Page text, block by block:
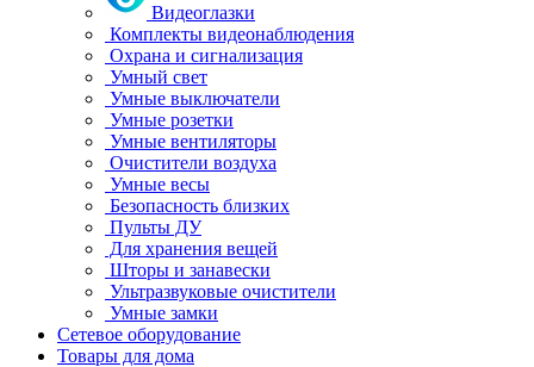
Видеоглазки
Комплекты видеонаблюдения
Охрана и сигнализация
Умный свет
Умные выключатели
Умные розетки
Умные вентиляторы
Очистители воздуха
Умные весы
Безопасность близких
Пульты ДУ
Для хранения вещей
Шторы и занавески
Ультразвуковые очистители
Умные замки
Сетевое оборудование
Товары для дома